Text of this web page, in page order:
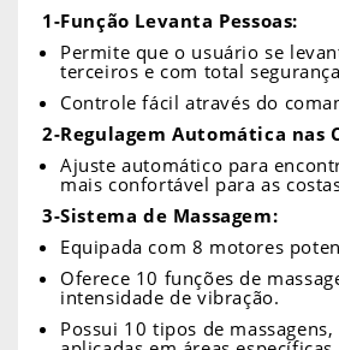
1-Função Levanta Pessoas:
Permite que o usuário se
terceiros e com total
Controle fácil através do
2-Regulagem Automática nas
Ajuste automático para
mais confortável para as
3-Sistema de Massagem:
Equipada com 8 motores
Oferece 10 funções de
intensidade de vibração.
Possui 10 tipos de